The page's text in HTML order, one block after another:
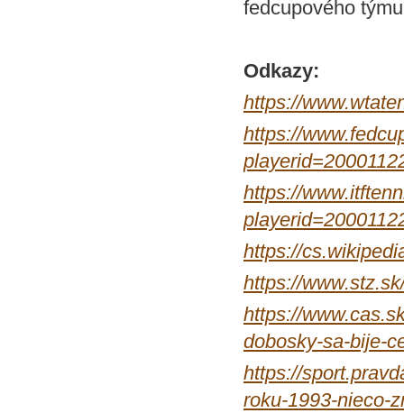
fedcupového týmu
Odkazy:
https://
https://
https://
https://
https://
https://
dobosky-sa-bije-
https://
roku-1993-nieco-